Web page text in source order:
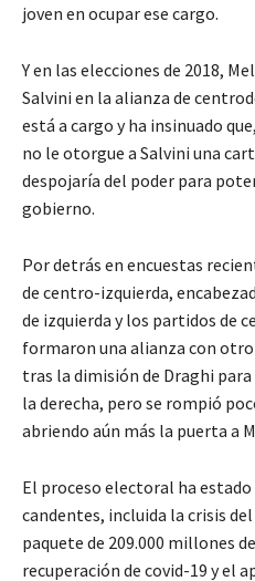
joven en ocupar ese cargo.
Y en las elecciones de 2018,
Salvini en la alianza de
está a cargo y ha insinuado
no le otorgue a Salvini una
despojaría del poder para
gobierno.
Por detrás en encuestas
de centro-izquierda,
de izquierda y los partidos de
formaron una alianza con
tras la dimisión de Draghi
la derecha, pero se rompió
abriendo aún más la puerta a
El proceso electoral ha
candentes, incluida la crisis
paquete de 209.000 millones
recuperación de covid-19 y el